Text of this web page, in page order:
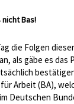
Bas!
die Folgen
als gäbe es das
Arbeit (BA),
Deutschen